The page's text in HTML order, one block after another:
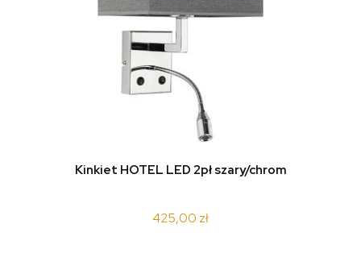
Kinkiet HOTEL LED 2pł szary/chrom
425,00 zł